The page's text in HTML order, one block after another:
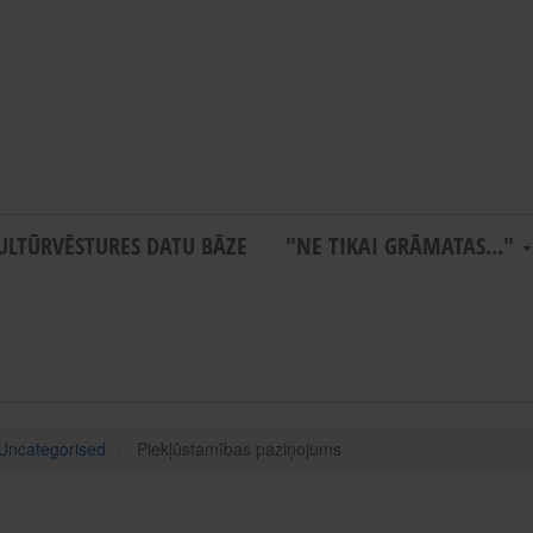
DATU BĀZE "NE TIKAI GRĀMATAS..."
Piekļūstamības paziņojums